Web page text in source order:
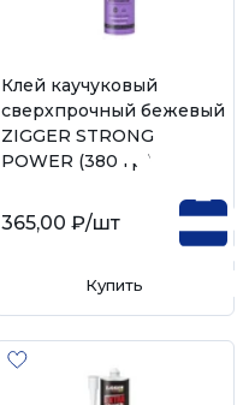
Клей каучуковый
сверхпрочный бежевый
ZIGGER STRONG
POWER (380 гр.)
365,00 ₽/шт
Купить